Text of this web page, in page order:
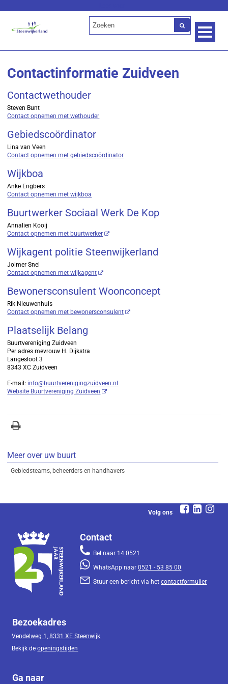
Contactinformatie Zuidveen
Contactwethouder
Steven Bunt
Contact opnemen met wethouder
Gebiedscoördinator
Lina van Veen
Contact opnemen met gebiedscoördinator
Wijkboa
Anke Engbers
Contact opnemen met wijkboa
Buurtwerker Sociaal Werk De Kop
Annalien Kooij
Contact opnemen met buurtwerker
Wijkagent politie Steenwijkerland
Jolmer Snel
Contact opnemen met wijkagent
Bewonersconsulent Woonconcept
Rik Nieuwenhuis
Contact opnemen met bewonersconsulent
Plaatselijk Belang
Buurtvereniging Zuidveen
Per adres mevrouw H. Dijkstra
Langesloot 3
8343 XC Zuidveen
E-mail: info@buurtverenigingzuidveen.nl
Website Buurtvereniging Zuidveen
Meer over uw buurt
Gebiedsteams, beheerders en handhavers
Volg ons
Contact
Bel naar 14 0521
WhatsApp naar0521 - 53 85 00
Stuur een bericht via hetcontactformulier
Bezoekadres
Vendelweg 1, 8331 XE Steenwijk
Bekijk deopeningstijden
Ga naar